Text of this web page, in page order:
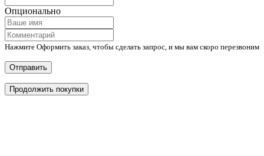
Опционально
Нажмите Оформить заказ, чтобы сделать запрос, и мы вам скоро перезвоним
Отправить
Продолжить покупки